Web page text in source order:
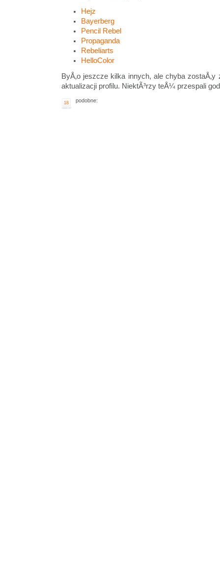
Hejz
Bayerberg
Pencil Rebel
Propaganda
Rebeliarts
HelloColor
ByÅ‚o jeszcze kilka innych, ale chyba
aktualizacji profilu. NiektÃ³rzy teÅ¼ przespali
18 podobne: